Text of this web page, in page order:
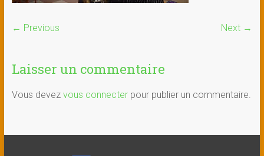
← Previous Next →
Laisser un commentaire
Vous devez vous connecterpour publier un commentaire.